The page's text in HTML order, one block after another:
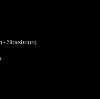
- Strasbourg